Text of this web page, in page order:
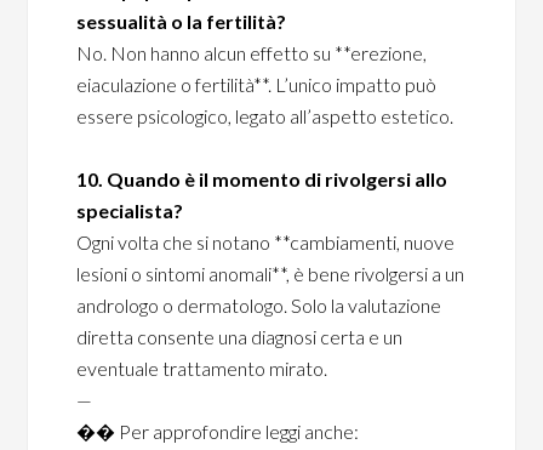
sessualità o la fertilità?
No. Non hanno alcun effetto su **erezione,
eiaculazione o fertilità**. L’unico impatto può
essere psicologico, legato all’aspetto estetico.
10. Quando è il momento di rivolgersi allo
specialista?
Ogni volta che si notano **cambiamenti, nuove
lesioni o sintomi anomali**, è bene rivolgersi a un
andrologo o dermatologo. Solo la valutazione
diretta consente una diagnosi certa e un
eventuale trattamento mirato.
—
�� Per approfondire leggi anche: